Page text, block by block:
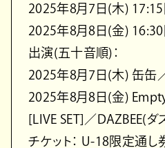
2025年8月7日(木)
2025年8月8日(金)
出演(五十音順)：
2025年8月7日(木) 缶缶
2025年8月8日(金)
[LIVE SET]／DAZBEE(ダ
チケット： U-18限定通